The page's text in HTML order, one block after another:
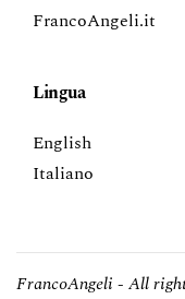
FrancoAngeli.it
Lingua
English
Italiano
FrancoAngeli - All